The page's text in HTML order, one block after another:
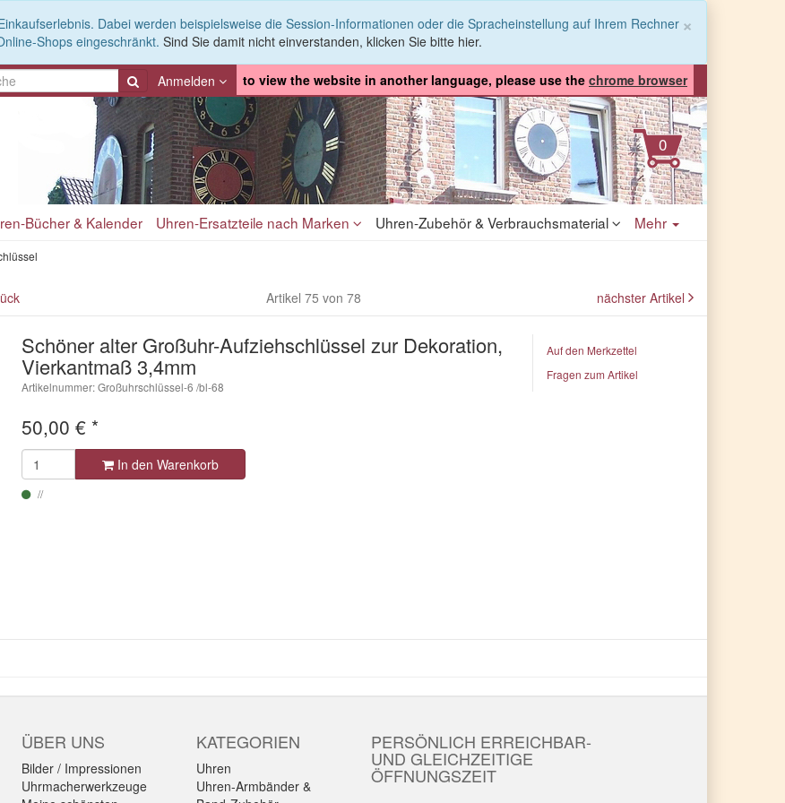
×
Dabei werden beispielsweise die Session-Informationen oder die Spracheinstellung auf Ihrem Rechner
Shops eingeschränkt. Sind Sie damit nicht einverstanden, klicken Sie bitte hier.
to view the website in another language, please use the chrome browser
Anmelden
Bücher & Kalender Uhren-Ersatzteile nach Marken Uhren-Zubehör & Verbrauchsmaterial Mehr
Artikel 75 von 78 nächster Artikel
Schöner alter Großuhr-Aufziehschlüssel zur Dekoration,
Vierkantmaß 3,4mm
Artikelnummer: Großuhrschlüssel-6 /bl-68
50,00 € *
In den Warenkorb
Auf den Merkzettel
Fragen zum Artikel
ÜBER UNS
Bilder / Impressionen
Uhrmacherwerkzeuge
KATEGORIEN
Uhren
Uhren-Armbänder &
PERSÖNLICH ERREICHBAR-
UND GLEICHZEITIGE
ÖFFNUNGSZEIT